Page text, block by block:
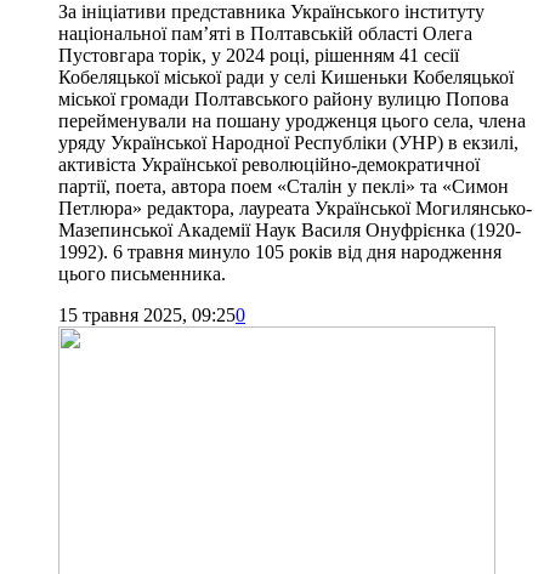
За ініціативи представника Українського інституту
національної пам’яті в Полтавській області Олега
Пустовгара торік, у 2024 році, рішенням 41 сесії
Кобеляцької міської ради у селі Кишеньки Кобеляцької
міської громади Полтавського району вулицю Попова
перейменували на пошану уродженця цього села, члена
уряду Української Народної Республіки (УНР) в екзилі,
активіста Української революційно-демократичної
партії, поета, автора поем «Сталін у пеклі» та «Симон
Петлюра» редактора, лауреата Української Могилянсько-
Мазепинської Академії Наук Василя Онуфрієнка (1920-
1992). 6 травня минуло 105 років від дня народження
цього письменника.
15 травня 2025, 09:250